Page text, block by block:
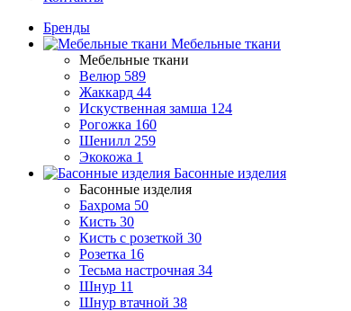
Бренды
Мебельные ткани
Мебельные ткани
Велюр 589
Жаккард 44
Искуственная замша 124
Рогожка 160
Шенилл 259
Экокожа 1
Басонные изделия
Басонные изделия
Бахрома 50
Кисть 30
Кисть с розеткой 30
Розетка 16
Тесьма настрочная 34
Шнур 11
Шнур втачной 38